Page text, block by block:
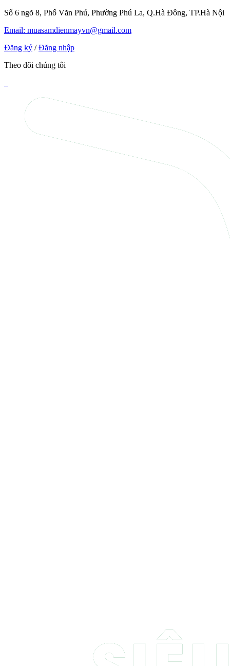
Số 6 ngõ 8, Phố Văn Phú, Phường Phú La, Q.Hà Đông, TP.Hà Nội
Email: muasamdienmayvn@gmail.com
Đăng ký / Đăng nhập
Theo dõi chúng tôi